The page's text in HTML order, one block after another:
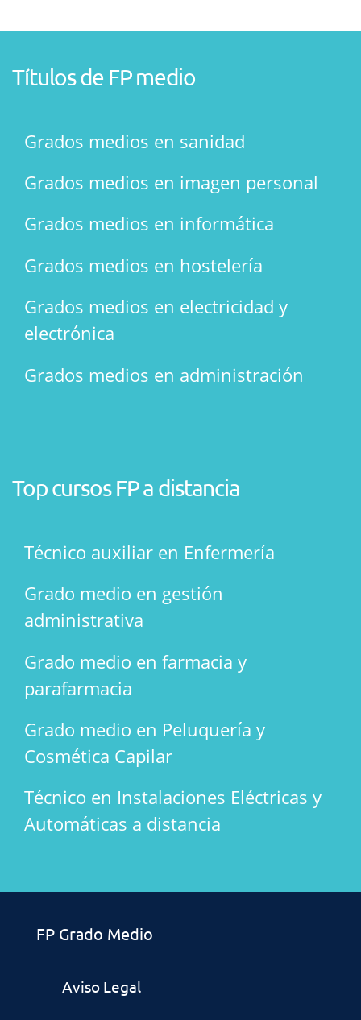
Títulos de FP medio
Grados medios en sanidad
Grados medios en imagen personal
Grados medios en informática
Grados medios en hostelería
Grados medios en electricidad y
electrónica
Grados medios en administración
Top cursos FP a distancia
Técnico auxiliar en Enfermería
Grado medio en gestión
administrativa
Grado medio en farmacia y
parafarmacia
Grado medio en Peluquería y
Cosmética Capilar
Técnico en Instalaciones Eléctricas y
Automáticas a distancia
FP Grado Medio
Aviso Legal